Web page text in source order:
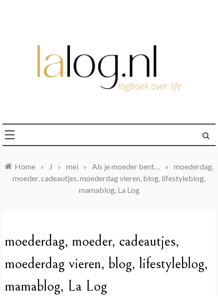
Home » J » mei » Als je moeder bent… » moederdag,
moeder, cadeautjes, moederdag vieren, blog, lifestyleblog,
mamablog, La Log
moederdag, moeder, cadeautjes,
moederdag vieren, blog, lifestyleblog,
mamablog, La Log